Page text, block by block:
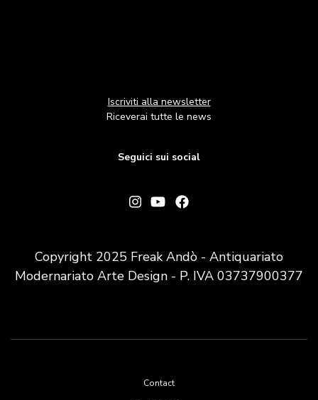
Iscriviti alla newsletter
Riceverai tutte le news
Seguici sui social
Copyright 2025 Freak Andò - Antiquariato
Modernariato Arte Design - P. IVA 03737900377
Contact